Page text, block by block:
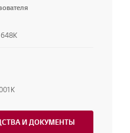
И ДОКУМЕНТЫ